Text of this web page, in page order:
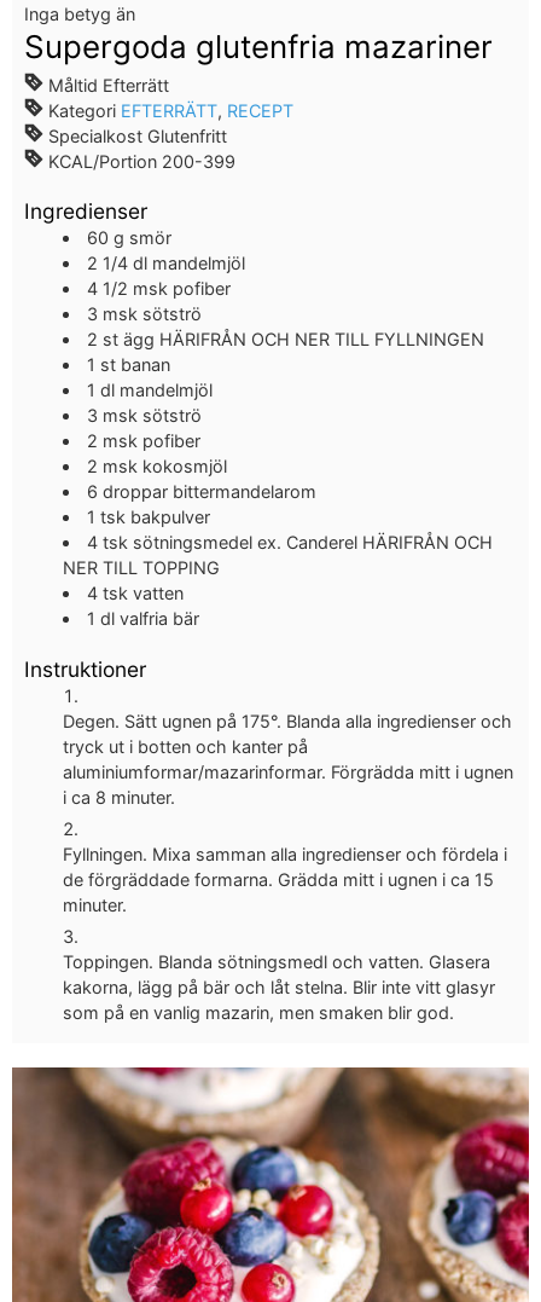
Inga betyg än
Supergoda glutenfria mazariner
Måltid Efterrätt
Kategori EFTERRÄTT, RECEPT
Specialkost Glutenfritt
KCAL/Portion 200-399
Ingredienser
60 g smör
2 1/4 dl mandelmjöl
4 1/2 msk pofiber
3 msk sötströ
2 st ägg HÄRIFRÅN OCH NER TILL FYLLNINGEN
1 st banan
1dl mandelmjöl
3 msk sötströ
2 msk pofiber
2 msk kokosmjöl
6 droppar bittermandelarom
1 tsk bakpulver
4 tsk sötningsmedel ex. Canderel HÄRIFRÅN OCH
NER TILL TOPPING
4 tsk vatten
1 dl valfria bär
Instruktioner
Degen. Sätt ugnen på 175°. Blanda alla ingredienser och
tryck ut i botten och kanter på
aluminiumformar/mazarinformar. Förgrädda mitt i ugnen
i ca 8 minuter.
Fyllningen. Mixa samman alla ingredienser och fördela i
de förgräddade formarna. Grädda mitt i ugnen i ca 15
minuter.
Toppingen. Blanda sötningsmedl och vatten. Glasera
kakorna, lägg på bär och låt stelna. Blir inte vitt glasyr
som på en vanlig mazarin, men smaken blir god.